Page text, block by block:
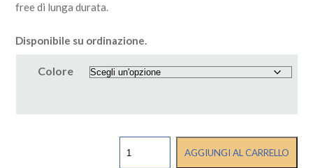
free di lunga durata.
Disponibile su ordinazione.
Colore
AGGIUNGI AL CARRELLO